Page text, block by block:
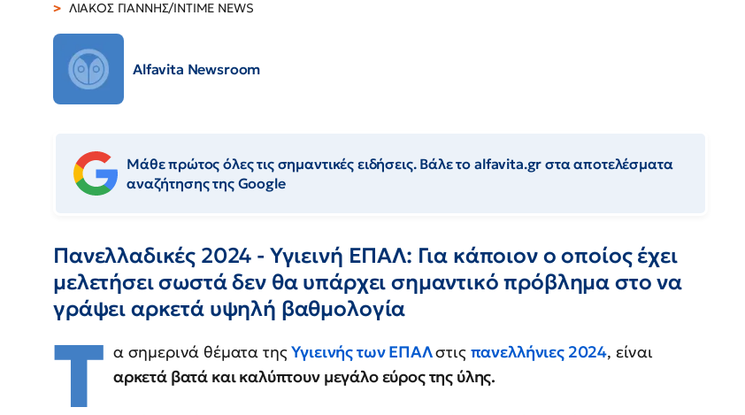
ΛΙΑΚΟΣ ΓΙΑΝΝΗΣ/INTIME NEWS
Alfavita Newsroom
Μάθε πρώτος όλες τις σημαντικές ειδήσεις. Βάλε το alfavita.gr στα αποτελέσματα
αναζήτησης της Google
Πανελλαδικές 2024 - Υγιεινή ΕΠΑΛ: Για κάποιον ο οποίος έχει
μελετήσει σωστά δεν θα υπάρχει σημαντικό πρόβλημα στο να
γράψει αρκετά υψηλή βαθμολογία
Τ α σημερινά θέματα τηςΥγιεινής των ΕΠΑΛστις πανελλήνιες 2024, είναι
αρκετά βατά και καλύπτουν μεγάλο εύρος της ύλης.